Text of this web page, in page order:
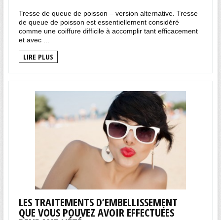
Tresse de queue de poisson – version alternative. Tresse
de queue de poisson est essentiellement considéré
comme une coiffure difficile à accomplir tant efficacement
et avec ...
LIRE PLUS
LES TRAITEMENTS D’EMBELLISSEMENT
QUE VOUS POUVEZ AVOIR EFFECTUÉES